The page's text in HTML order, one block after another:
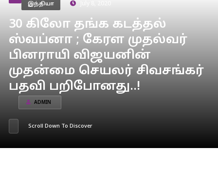
இந்தியா
30 கிலோ தங்க கடத்தல்
ஸ்வப்னா ; கேரள முதல்வர்
பினராயி விஜயனின்
முதன்மை செயலர் சிவசங்கர்
பதவி பறிபோனது..!
ADMIN
Scroll Down To Discover